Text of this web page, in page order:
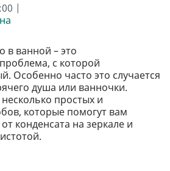
|
в ванной – это
с которой
Особенно часто это случается
душа или ванночки.
простых и
которые помогут вам
конденсата на зеркале и